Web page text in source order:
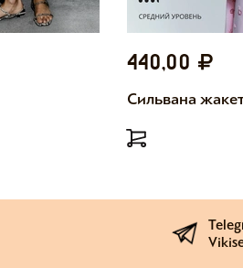
440,00
Сильвана